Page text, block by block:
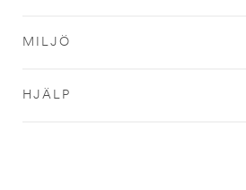
MILJÖ
HJÄLP